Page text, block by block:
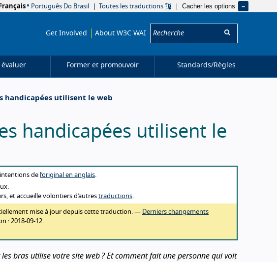
Français Português Do Brasil Toutes les traductions Cacher les options
Get Involved About W3C WAI
Recherche:
évaluer Former et promouvoir Standards/Règles
handicapées utilisent le web
handicapées utilisent le
de l’original en anglais.
et accueille volontiers d’autres traductions.
mise à jour depuis cette traduction. — Derniers changements
: 2018-09-12.
bras utilise votre site web ? Et comment fait une personne qui voit